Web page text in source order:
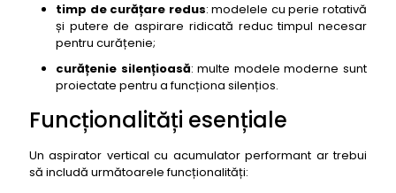
timp de curățare redus: modelele cu perie rotativă
și putere de aspirare ridicată reduc timpul necesar
pentru curățenie;
curățenie silențioasă: multe modele moderne sunt
proiectate pentru a funcționa silențios.
Funcționalități esențiale
Un aspirator vertical cu acumulator performant ar trebui
să includă următoarele funcționalități: